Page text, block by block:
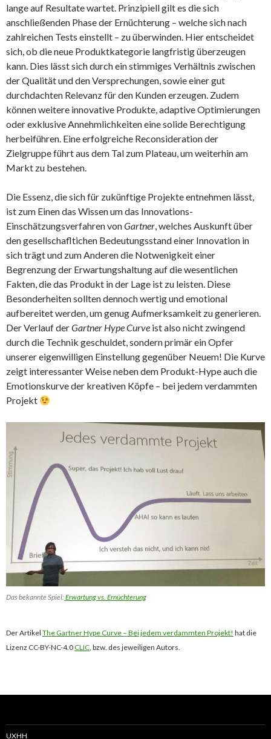
lange auf Resultate wartet. Prinzipiell gilt es die sich
anschließenden Phase der Ernüchterung – welche sich nach
zahlreichen Tests einstellt – zu überwinden. Hier entscheidet
sich, ob die neue Produktkategorie langfristig überzeugen
kann. Dies lässt sich durch ein stimmiges Verhältnis zwischen
der Qualität und den Versprechungen, sowie einer gut
durchdachten Relevanz für den Kunden erzeugen. Zudem
können weitere innovative Produkte, adaptive Optimierungen
oder exklusive Annehmlichkeiten eine solide Berechtigung
herbeiführen. Eine erfolgreiche Reconsideration der
Zielgruppe führt aus dem Tal zum Plateau, um weiterhin am
Markt zu bestehen.
Die Essenz, die sich für zukünftige Projekte entnehmen lässt,
ist zum Einen das Wissen um das Innovations-
Einschätzungsverfahren vonGartner, welches Auskunft über
den gesellschafltichen Bedeutungsstand einer Innovation in
sich trägt und zum Anderen die Notwenigkeit einer
Begrenzung der Erwartungshaltung auf die wesentlichen
Fakten, die das Produkt in der Lage ist zu leisten. Diese
Besonderheiten sollten dennoch wertig und emotional
aufbereitet werden, um genug Aufmerksamkeit zu generieren.
Der Verlauf derGartner Hype Curve ist also nicht zwingend
durch die Technik geschuldet, sondern primär ein Opfer
unserer eigenwilligen Einstellung gegenüber Neuem! Die Kurve
zeigt interessanter Weise neben dem Produkt-Hype auch die
Emotionskurve der kreativen Köpfe – bei jedem verdammten
Projekt
Das bekannte Spiel:Erwartung vs. Ernüchterung
Der Artikel The Gartner Hype Curve – Bei jedem verdammten Projekt! hat die
Lizenz CC-BY-NC-4.0CLIC, bzw. des jeweiligen Autors.
UXHH